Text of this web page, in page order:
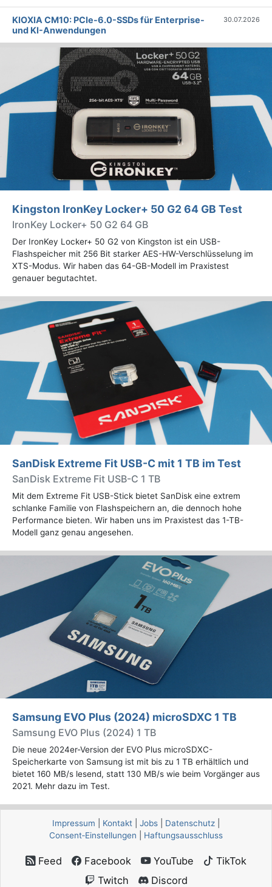
KIOXIA CM10: PCIe-6.0-SSDs für Enterprise-
und KI-Anwendungen
30.07.2026
Kingston IronKey Locker+ 50 G2 64 GB Test
IronKey Locker+ 50 G2 64 GB
Der IronKey Locker+ 50 G2 von Kingston ist ein USB-
Flashspeicher mit 256 Bit starker AES-HW-Verschlüsselung im
XTS-Modus. Wir haben das 64-GB-Modell im Praxistest
genauer begutachtet.
SanDisk Extreme Fit USB-C mit 1 TB im Test
SanDisk Extreme Fit USB-C 1 TB
Mit dem Extreme Fit USB-Stick bietet SanDisk eine extrem
schlanke Familie von Flashspeichern an, die dennoch hohe
Performance bieten. Wir haben uns im Praxistest das 1-TB-
Modell ganz genau angesehen.
Samsung EVO Plus (2024) microSDXC 1 TB
Samsung EVO Plus (2024) 1 TB
Die neue 2024er-Version der EVO Plus microSDXC-
Speicherkarte von Samsung ist mit bis zu 1 TB erhältlich und
bietet 160 MB/s lesend, statt 130 MB/s wie beim Vorgänger aus
2021. Mehr dazu im Test.
Impressum Kontakt Jobs Datenschutz
Consent‑Einstellungen
Haftungsausschluss
Feed Facebook YouTube
TikTok
Twitch
Discord